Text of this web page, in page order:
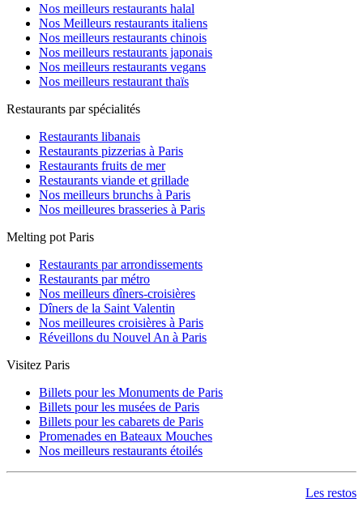
Nos meilleurs restaurants halal
Nos Meilleurs restaurants italiens
Nos meilleurs restaurants chinois
Nos meilleurs restaurants japonais
Nos meilleurs restaurants vegans
Nos meilleurs restaurant thaïs
Restaurants par spécialités
Restaurants libanais
Restaurants pizzerias à Paris
Restaurants fruits de mer
Restaurants viande et grillade
Nos meilleurs brunchs à Paris
Nos meilleures brasseries à Paris
Melting pot Paris
Restaurants par arrondissements
Restaurants par métro
Nos meilleurs dîners-croisières
Dîners de la Saint Valentin
Nos meilleures croisières à Paris
Réveillons du Nouvel An à Paris
Visitez Paris
Billets pour les Monuments de Paris
Billets pour les musées de Paris
Billets pour les cabarets de Paris
Promenades en Bateaux Mouches
Nos meilleurs restaurants étoilés
Les restos